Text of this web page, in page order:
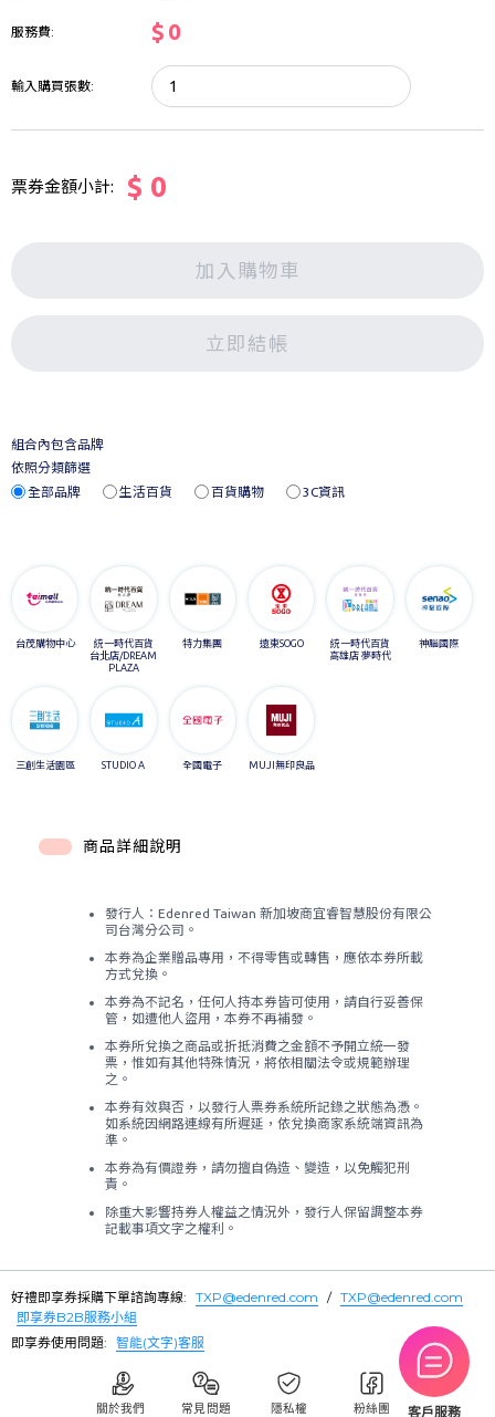
服務費: $ 0
輸入購買張數:
票券金額小計: $ 0
加入購物車
立即結帳
組合內包含品牌
依照分類篩選
全部品牌
生活百貨 百貨購物 3C資訊
台茂購物中心
統一時代百貨
台北店/DREAM
PLAZA
特力集團 遠東SOGO
統一時代百貨
高雄店 夢時代
神腦國際
三創生活園區 STUDIO A 全國電子 MUJI無印良品
商品詳細說明
發行人：Edenred Taiwan 新加坡商宜睿智慧股份有限公
司台灣分公司。
本券為企業贈品專用，不得零售或轉售，應依本券所載
方式兌換。
本券為不記名，任何人持本券皆可使用，請自行妥善保
管，如遭他人盜用，本券不再補發。
本券所兌換之商品或折抵消費之金額不予開立統一發
票，惟如有其他特殊情況，將依相關法令或規範辦理
之。
本券有效與否，以發行人票券系統所記錄之狀態為憑。
如系統因網路連線有所遲延，依兌換商家系統端資訊為
準。
本券為有價證券，請勿擅自偽造、變造，以免觸犯刑
責。
除重大影響持券人權益之情況外，發行人保留調整本券
記載事項文字之權利。
好禮即享券採購下單諮詢專線: TXP@edenred.com / TXP@edenred.com
即享券B2B服務小組
即享券使用問題: 智能(文字)客服
關於我們 常見問題 隱私權 粉絲團 客戶服務